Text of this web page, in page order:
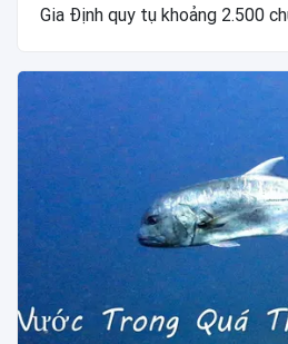
Gia Định quy tụ khoảng 2.500